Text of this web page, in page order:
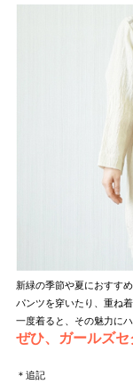
新緑の季節や夏におすすめ
パンツを穿いたり、重ね着
一度着ると、その魅力に
ぜひ、ガールズセ
＊追記